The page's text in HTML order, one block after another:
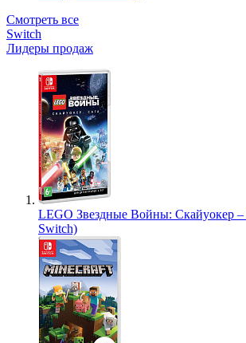
Смотреть все
Switch
Лидеры продаж
LEGO Звездные Войны: Скайуокер –
Switch)